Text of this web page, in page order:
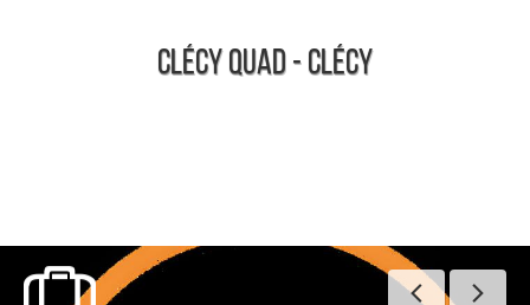
CLÉCY QUAD - CLÉCY
Toute l'offre